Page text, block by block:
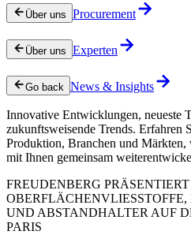
Über uns Procurement
Über uns Experten
Go back News & Insights
Innovative Entwicklungen, neueste
zukunftsweisende Trends. Erfahren
Produktion, Branchen und
mit Ihnen gemeinsam
FREUDENBERG
UND ABSTAND­HALTER AUF
PARIS